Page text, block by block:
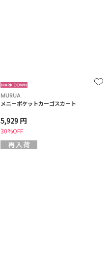
MURUA
メニーポケットカーゴスカート
5,929 円
30%OFF